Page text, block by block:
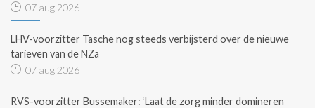
07 aug 2026
LHV-voorzitter Tasche nog steeds verbijsterd over de nieuwe
tarieven van de NZa
07 aug 2026
RVS-voorzitter Bussemaker: ‘Laat de zorg minder domineren